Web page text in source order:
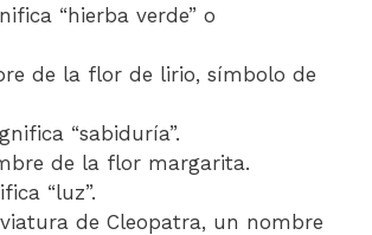
“hierba verde” o
de la flor de lirio, símbolo de
“sabiduría”.
de la flor margarita.
“luz”.
de Cleopatra, un nombre